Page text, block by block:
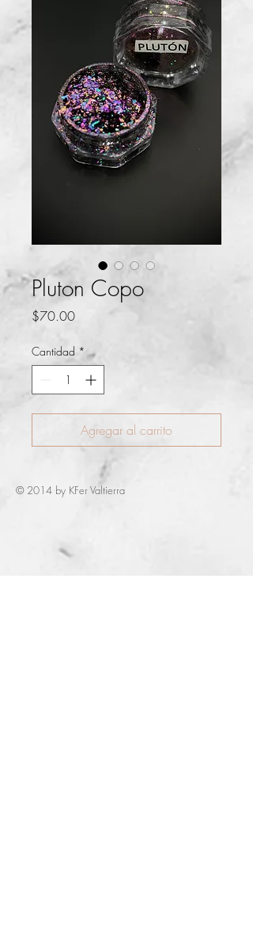
Pluton Copo
$70.00Precio
Cantidad *
Agregar al carrito
© 2014 by KFer Valtierra